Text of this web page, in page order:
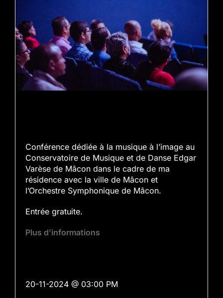
Conférence dédiée à la musique à l’image au
Conservatoire de Musique et de Danse Edgar
Varèse de Mâcon dans le cadre de ma
résidence avec la ville de Mâcon et
l’Orchestre Symphonique de Mâcon.
Entrée gratuite.
Plus d’informations
20-11-2024 @ 03:00 PM